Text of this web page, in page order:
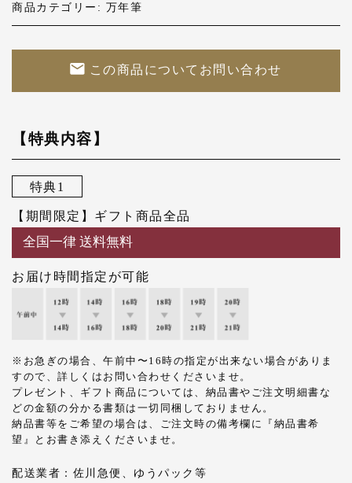
商品カテゴリー: 万年筆
この商品についてお問い合わせ
【特典内容】
特典1
【期間限定】ギフト商品全品
全国一律 送料無料
お届け時間指定が可能
※お急ぎの場合、午前中〜16時の指定が出来ない場合がありま
すので、詳しくはお問い合わせくださいませ。
プレゼント、ギフト商品については、納品書やご注文明細書な
どの金額の分かる書類は一切同梱しておりません。
納品書等をご希望の場合は、ご注文時の備考欄に『納品書希
望』とお書き添えくださいませ。
配送業者：佐川急便、ゆうパック等